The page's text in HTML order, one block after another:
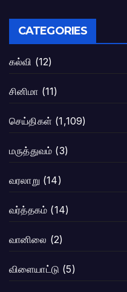
CATEGORIES
கல்வி (12)
சினிமா (11)
செய்திகள் (1,109)
மருத்துவம் (3)
வரலாறு (14)
வர்த்தகம் (14)
வானிலை (2)
விளையாட்டு (5)